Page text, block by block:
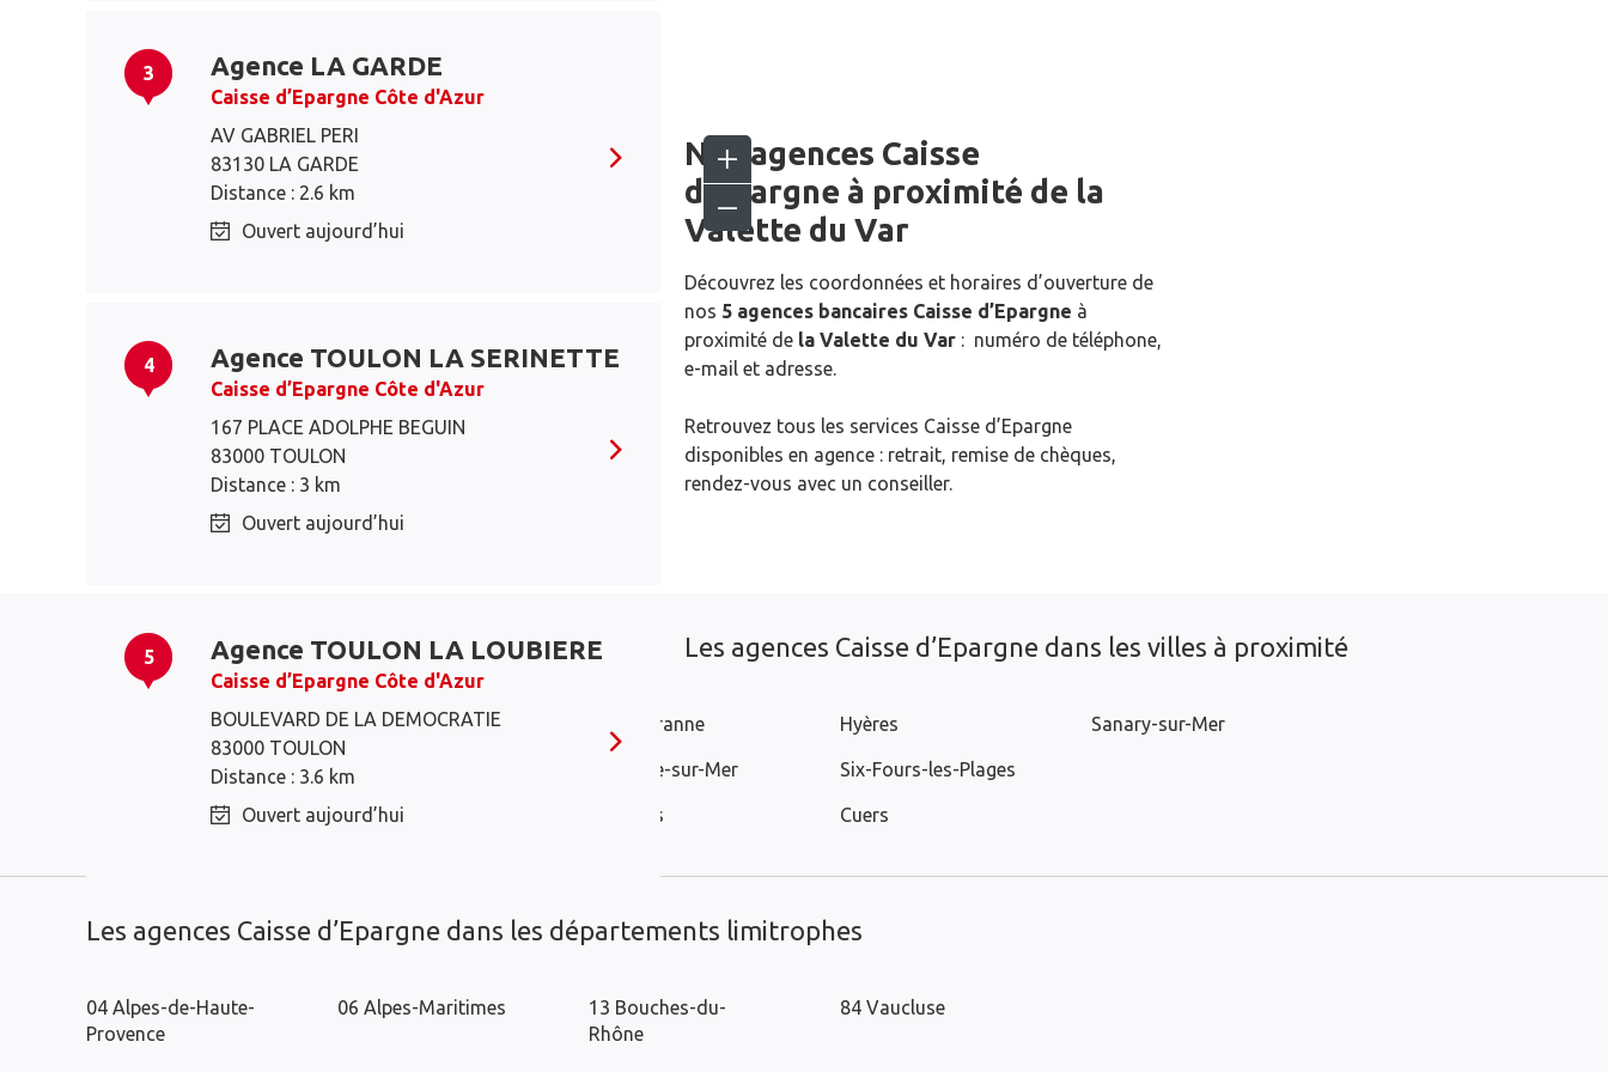
3 Agence LA GARDE
Caisse d’Epargne Côte d'Azur
AV GABRIEL PERI
83130 LA GARDE
Distance : 2.6 km
Ouvert aujourd’hui
4 Agence TOULON LA SERINETTE
Caisse d’Epargne Côte d'Azur
167 PLACE ADOLPHE BEGUIN
83000 TOULON
Distance : 3 km
Ouvert aujourd’hui
5 Agence TOULON LA LOUBIERE
Caisse d’Epargne Côte d'Azur
BOULEVARD DE LA DEMOCRATIE
83000 TOULON
Distance : 3.6 km
Ouvert aujourd’hui
Nos agences Caisse
d’Epargne à proximité de la
Valette du Var
Découvrez les coordonnées et horaires d’ouverture de
nos 5 agences bancaires Caisse d’Epargne à
proximité de la Valette du Var : numéro de téléphone,
e-mail et adresse.
Retrouvez tous les services Caisse d’Epargne
disponibles en agence : retrait, remise de chèques,
rendez-vous avec un conseiller.
Les agences Caisse d’Epargne dans les villes à proximité
La Valette-du-Var Le Pradet
La Crau
Solliès-Pont
Carqueiranne
La Seyne-sur-Mer
Ollioules
Hyères
Six-Fours-les-Plages
Cuers
Sanary-sur-Mer
Les agences Caisse d’Epargne dans les départements limitrophes
04 Alpes-de-Haute-
Provence
06 Alpes-Maritimes
13 Bouches-du-
Rhône
84 Vaucluse